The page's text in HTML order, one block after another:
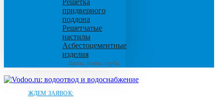
придверного
поддона
Решетчатые
настилы
Асбестоцементные
изделия
Листы, плиты, трубы
ЖДЕМ ЗАЯВОК: